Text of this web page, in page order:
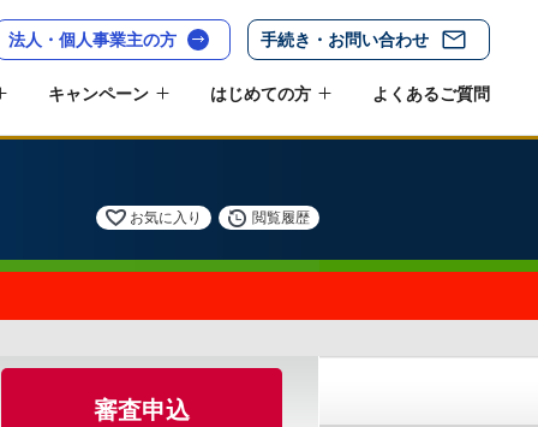
法人・個人事業主の方 手続き・お問い合わせ
キャンペーン はじめての方 よくあるご質問
お気に入り 閲覧履歴
審査申込